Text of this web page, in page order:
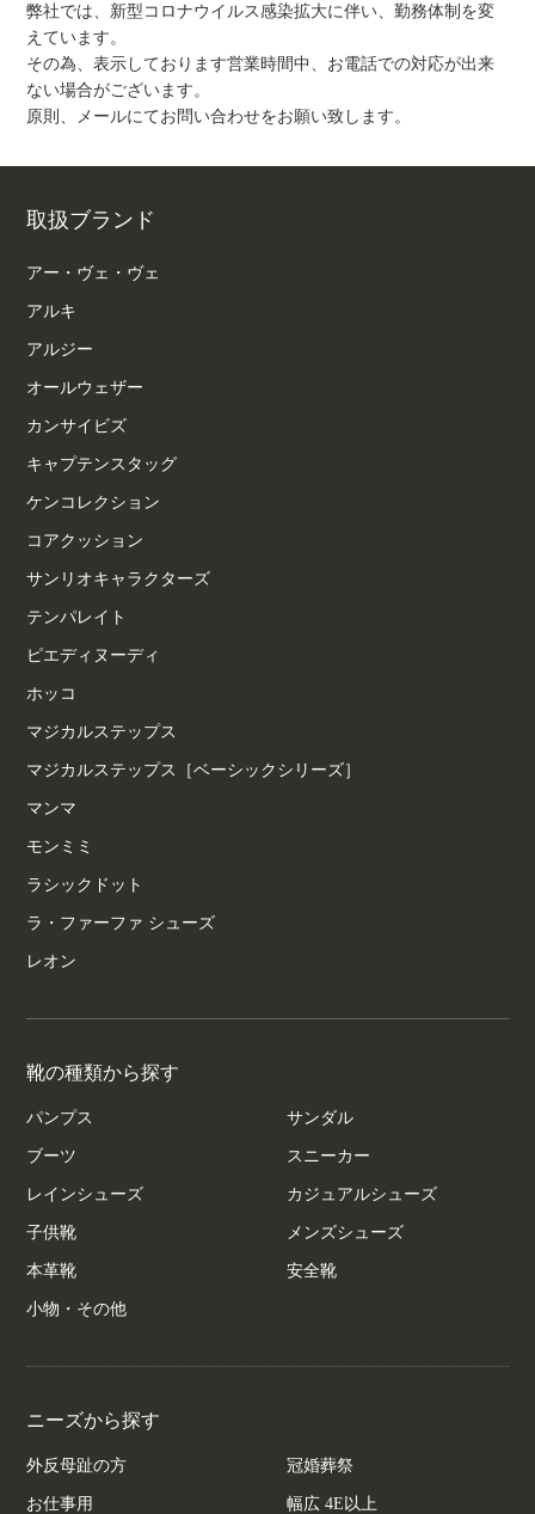
弊社では、新型コロナウイルス感染拡大に伴い、勤務体制を変
えています。
その為、表示しております営業時間中、お電話での対応が出来
ない場合がございます。
原則、メールにてお問い合わせをお願い致します。
取扱ブランド
アー・ヴェ・ヴェ
アルキ
アルジー
オールウェザー
カンサイビズ
キャプテンスタッグ
ケンコレクション
コアクッション
サンリオキャラクターズ
テンパレイト
ピエディヌーディ
ホッコ
マジカルステップス
マジカルステップス［ベーシックシリーズ］
マンマ
モンミミ
ラシックドット
ラ・ファーファ シューズ
レオン
靴の種類から探す
パンプス サンダル
ブーツ スニーカー
レインシューズ カジュアルシューズ
子供靴 メンズシューズ
本革靴 安全靴
小物・その他
ニーズから探す
外反母趾の方 冠婚葬祭
お仕事用 幅広 4E以上